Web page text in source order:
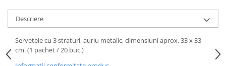
Descriere
Servetele cu 3 straturi, auriu metalic, dimensiuni aprox. 33 x 33
cm. (1 pachet / 20 buc.)